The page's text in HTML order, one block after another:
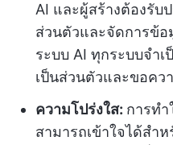
AI และผู้สร้างต้องรับ
ส่วนตัวและจัดการข้
ระบบ AI ทุกระบบจำ
เป็นส่วนตัวและขอคว
ความโปร่งใส: การท
สามารถเข้าใจได้สำ